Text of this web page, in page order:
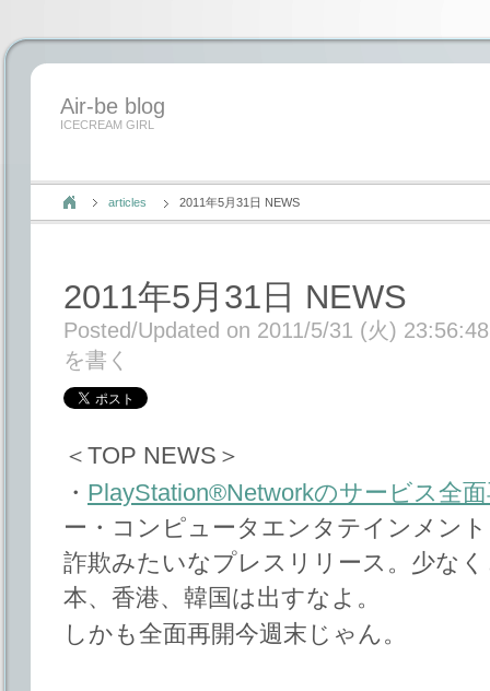
Air-be blog
ICECREAM GIRL
articles 2011年5月31日 NEWS
2011年5月31日 NEWS
Posted/Updated on 2011/5/31 (火) 23:56:48
を書く
＜TOP NEWS＞
・ PlayStation®Networkのサービス全
ー・コンピュータエンタテインメン
詐欺みたいなプレスリリース。少な
本、香港、韓国は出すなよ。
しかも全面再開今週末じゃん。